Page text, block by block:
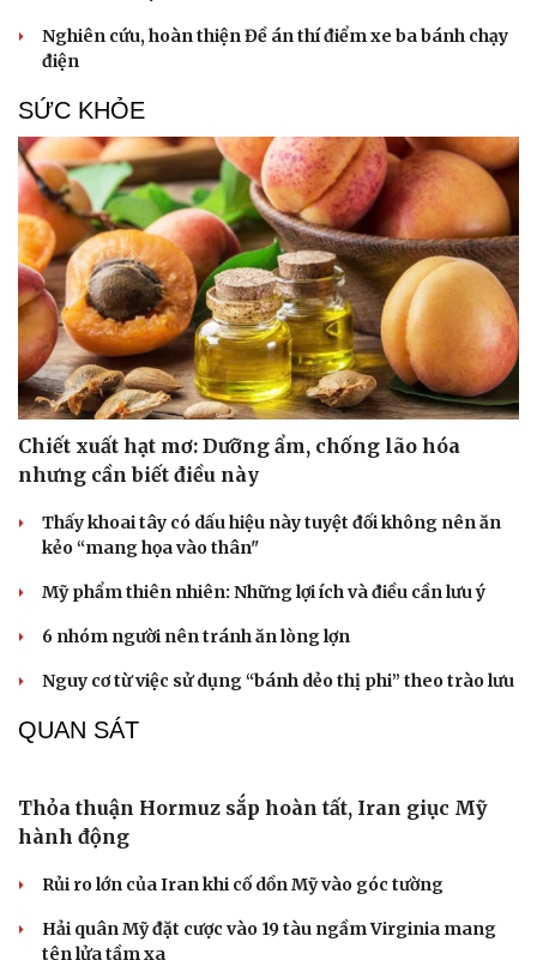
Sân khấu - Điện ảnh
Văn học
Âm nhạc
Di sản
Nghệ sĩ
Thời trang
Nghiên cứu, hoàn thiện Đề án thí điểm xe ba bánh chạy
điện
SỨC KHỎE
Chiết xuất hạt mơ: Dưỡng ẩm, chống lão hóa
nhưng cần biết điều này
Thấy khoai tây có dấu hiệu này tuyệt đối không nên ăn
kẻo “mang họa vào thân"
Mỹ phẩm thiên nhiên: Những lợi ích và điều cần lưu ý
6 nhóm người nên tránh ăn lòng lợn
Nguy cơ từ việc sử dụng “bánh dẻo thị phi” theo trào lưu
QUAN SÁT